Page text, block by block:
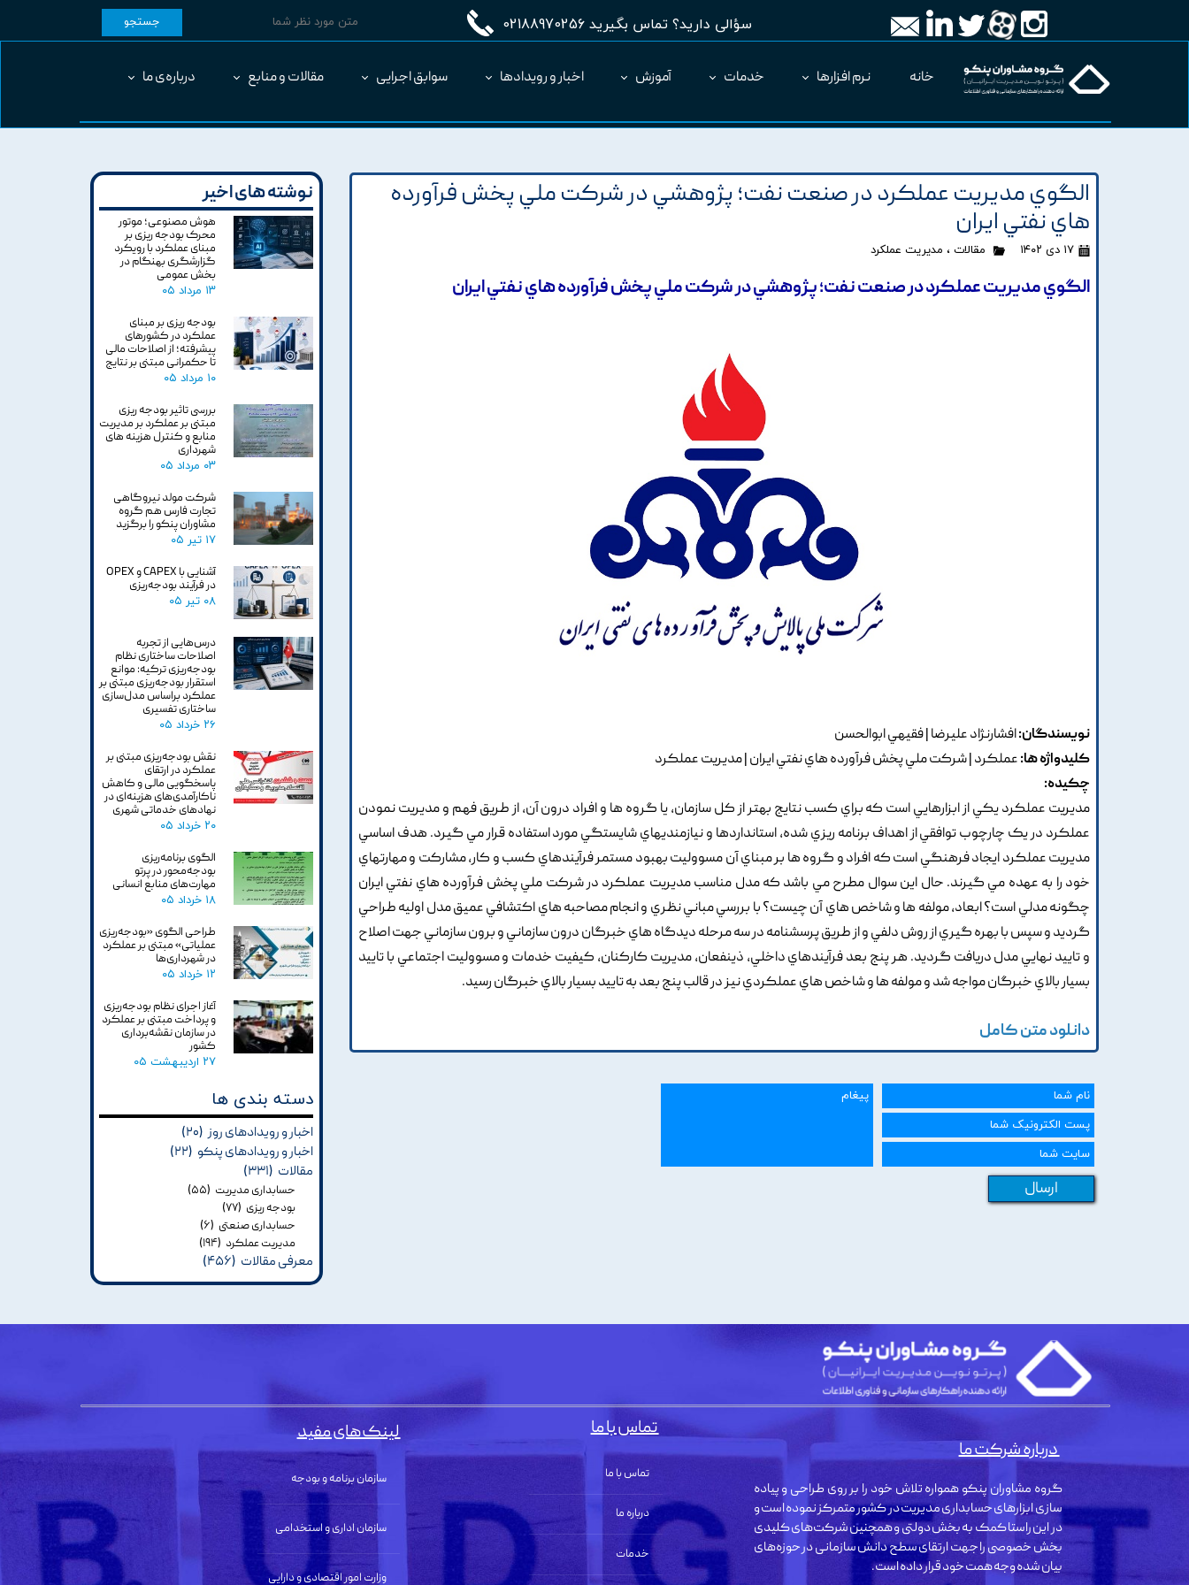
سؤالی دارید؟ تماس بگیرید 02188970256 جستجو
خانه نرم افزارها خدمات آموزش اخبار و رویدادها سوابق اجرایی مقالات و منابع درباره‌ی ما
الگوي مديريت عملکرد در صنعت نفت؛ پژوهشي در شرکت ملي پخش فرآورده
هاي نفتي ايران
۱۷ دی ۱۴۰۲ مقالات ، مدیریت عملکرد
الگوي مديريت عملکرد در صنعت نفت؛ پژوهشي در شرکت ملي پخش فرآورده هاي نفتي ايران
نویسندگان:افشارنژاد عليرضا | فقيهي ابوالحسن
کلیدواژه ها:عملکرد | شرکت ملي پخش فرآورده هاي نفتي ايران | مديريت عملکرد
چکیده:
مديريت عملکرد يکي از ابزارهايي است که براي کسب نتايج بهتر از کل سازمان, يا گروه ها و افراد درون آن, از طريق فهم و مديريت نمودن
عملکرد در يک چارچوب توافقي از اهداف برنامه ريزي شده, استانداردها و نيازمنديهاي شايستگي مورد استفاده قرار مي گيرد. هدف اساسي
مديريت عملکرد ايجاد فرهنگي است که افراد و گروه ها بر مبناي آن مسووليت بهبود مستمر فرآيندهاي کسب و کار, مشارکت و مهارتهاي
خود را به عهده مي گيرند. حال اين سوال مطرح مي باشد که مدل مناسب مديريت عملکرد در شرکت ملي پخش فرآورده هاي نفتي ايران
چگونه مدلي است؟ ابعاد, مولفه ها و شاخص هاي آن چيست؟ با بررسي مباني نظري و انجام مصاحبه هاي اکتشافي عميق مدل اوليه طراحي
گرديد و سپس با بهره گيري از روش دلفي و از طريق پرسشنامه در سه مرحله ديدگاه هاي خبرگان درون سازماني و برون سازماني جهت اصلاح
و تاييد نهايي مدل دريافت گرديد. هر پنج بعد فرآيندهاي داخلي, ذينفعان, مديريت کارکنان, کيفيت خدمات و مسووليت اجتماعي با تاييد
بسيار بالاي خبرگان مواجه شد و مولفه ها و شاخص هاي عملکردي نيز در قالب پنج بعد به تاييد بسيار بالاي خبرگان رسيد.
دانلود متن کامل
ارسال
نوشته های اخیر
هوش مصنوعی؛ موتور
محرک بودجه ریزی بر
مبنای عملکرد با رویکرد
گزارشگری بهنگام در
بخش عمومی
۱۳ مرداد ۰۵
بودجه ریزی بر مبنای
عملکرد در کشورهای
پیشرفته؛ از اصلاحات مالی
تا حکمرانی مبتنی بر نتایج
۱۰ مرداد ۰۵
بررسی تاثیر بودجه ریزی
مبتنی بر عملکرد بر مدیریت
منابع و کنترل هزینه های
شهرداری
۰۳ مرداد ۰۵
شرکت مولد نیروگاهی
تجارت فارس هم گروه
مشاوران پنکو را برگزید
۱۷ تیر ۰۵
آشنایی با CAPEX و OPEX
در فرآیند بودجه‌ریزی
۰۸ تیر ۰۵
درس‌هایی از تجربه
اصلاحات ساختاری نظام
بودجه‌ریزی ترکیه: موانع
استقرار بودجه‌ریزی مبتنی بر
عملکرد براساس مدل‌سازی
ساختاری تفسیری
۲۶ خرداد ۰۵
نقش بودجه‌ریزی مبتنی بر
عملکرد در ارتقای
پاسخگویی مالی و کاهش
ناکارآمدی‌های هزینه‌ای در
نهادهای خدماتی شهری
۲۰ خرداد ۰۵
الگوی برنامه‌ریزی
بودجه‌محور در پرتو
مهارت‌های منابع انسانی
۱۸ خرداد ۰۵
طراحی الگوی «بودجه‌ریزی
عملیاتی» مبتنی بر عملکرد
در شهرداری‌ها
۱۲ خرداد ۰۵
آغاز اجرای نظام بودجه‌ریزی
و پرداخت مبتنی بر عملکرد
در سازمان نقشه‌برداری
کشور
۲۷ اردیبهشت ۰۵
دسته بندی ها
اخبار و رویدادهای روز (۲۰)
اخبار و رویدادهای پنکو (۲۲)
مقالات (۳۳۱)
حسابداری مدیریت (۵۵)
بودجه ریزی (۷۷)
حسابداری صنعتی (۶)
مدیریت عملکرد (۱۹۴)
معرفی مقالات (۴۵۶)
لینک‌های مفید
سازمان برنامه و بودجه
سازمان اداری و استخدامی
وزارت امور اقتصادی و دارایی
تماس با ما
درباره ما
خدمات
تماس با ما
گروه مشاوران پنکو همواره تلاش خود را بر روی طراحی و پیاده
سازی ابزارهای حسابداری مدیریت در کشور متمرکز نموده است و
در این راستا کمک به بخش دولتی و همچنین شرکت‌های کلیدی
بخش خصوصی را جهت ارتقای سطح دانش سازمانی در حوزه‌های
بیان شده وجه همت خود قرار داده است.
درباره شرکت ما